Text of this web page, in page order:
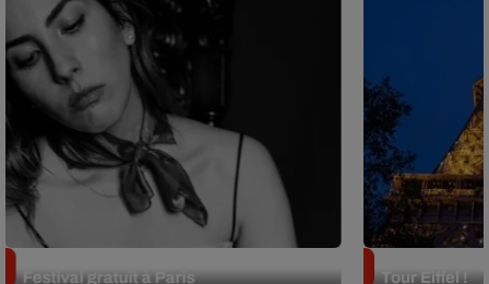
Festival gratuit à Paris
Tour Eiffel !